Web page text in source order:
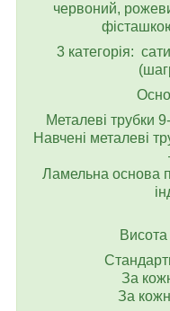
червоний,
3 категорія:
Металеві
Навчені металеві
Ламельна основа
Висота
За
За